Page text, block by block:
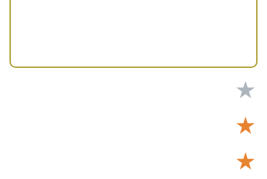
★
★
★